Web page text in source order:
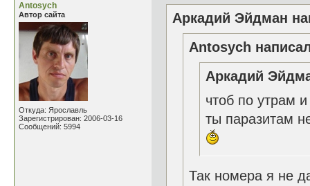
Antosych
Автор сайта
Откуда: Ярославль
Зарегистрирован: 2006-03-16
Сообщений: 5994
Аркадий Эйдман
Antosych
Аркадий
чтоб по утрам
ты паразитам
Так номера я не